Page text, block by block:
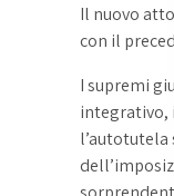
Il nuovo
con il
I supremi
integrativo,
l’autotutela